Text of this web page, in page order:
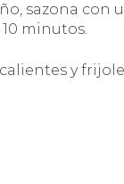
sazona con
minutos.
y